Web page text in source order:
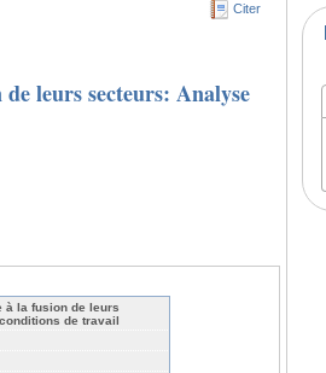
Citer
leurs secteurs: Analyse
à la fusion de leurs
de travail